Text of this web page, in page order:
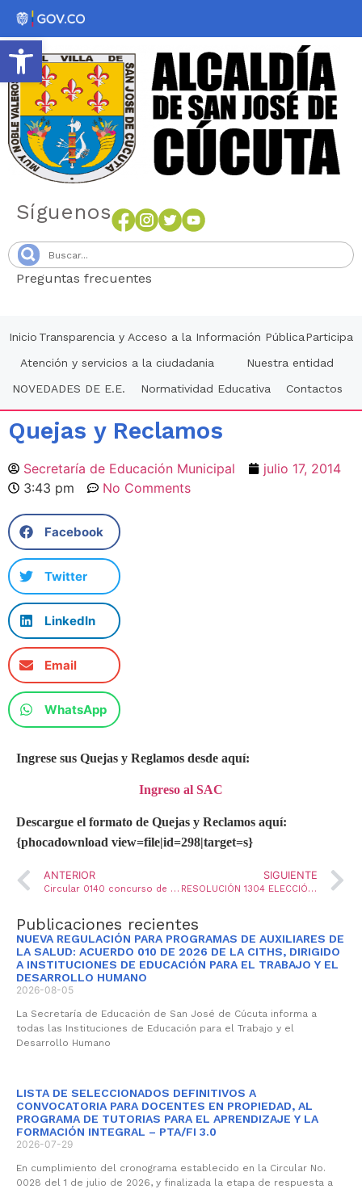
Abrir barra de herramientas
Síguenos
Preguntas frecuentes
Inicio Transparencia y Acceso a la Información PúblicaParticipa
Atención y servicios a la ciudadania
Nuestra entidad
NOVEDADES DE E.E.
Normatividad Educativa Contactos
Quejas y Reclamos
Secretaría de Educación Municipal
julio 17, 2014
3:43 pm
No Comments
Facebook
Twitter
LinkedIn
Email
WhatsApp
Ingrese sus Quejas y Reglamos desde aquí:
Ingreso al SAC
Descargue el formato de Quejas y Reclamos aquí:
{phocadownload view=file|id=298|target=s}
ANTERIOR
Circular 0140 concurso de comptencias 2014
SIGUIENTE
RESOLUCIÓN 1304 ELECCIÓN COMITÉ DE CAPACITACIÓN BIENESTAR LABORAL1
Publicaciones recientes
NUEVA REGULACIÓN PARA PROGRAMAS DE AUXILIARES DE
LA SALUD: ACUERDO 010 DE 2026 DE LA CITHS, DIRIGIDO
A INSTITUCIONES DE EDUCACIÓN PARA EL TRABAJO Y EL
DESARROLLO HUMANO
2026-08-05
La Secretaría de Educación de San José de Cúcuta informa a
todas las Instituciones de Educación para el Trabajo y el
Desarrollo Humano
LISTA DE SELECCIONADOS DEFINITIVOS A
CONVOCATORIA PARA DOCENTES EN PROPIEDAD, AL
PROGRAMA DE TUTORIAS PARA EL APRENDIZAJE Y LA
FORMACIÓN INTEGRAL – PTA/FI 3.0
2026-07-29
En cumplimiento del cronograma establecido en la Circular No.
0028 del 1 de julio de 2026, y finalizada la etapa de respuesta a